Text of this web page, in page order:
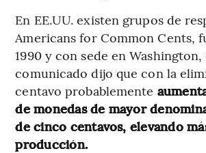
En EE.UU. existen grupos de
Americans for Common Cents,
1990 y con sede en
comunicado dijo que con la
centavo probablemente
de monedas de mayor
de cinco centavos, elevando
producción.